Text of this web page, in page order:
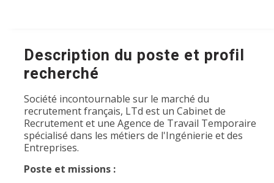
Description du poste et profil
recherché
Société incontournable sur le marché du
recrutement français, LTd est un Cabinet de
Recrutement et une Agence de Travail Temporaire
spécialisé dans les métiers de l'Ingénierie et des
Entreprises.
Poste et missions :